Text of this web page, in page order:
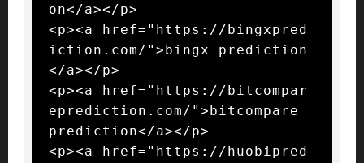
on</a></p>
<p><a href="https://bingxpred
iction.com/">bingx prediction
</a></p>
<p><a href="https://bitcompar
eprediction.com/">bitcompare
prediction</a></p>
<p><a href="https://huobipred